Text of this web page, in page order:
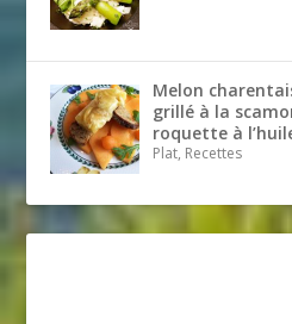
Melon
grillé à la
roquette à
Plat, Recettes